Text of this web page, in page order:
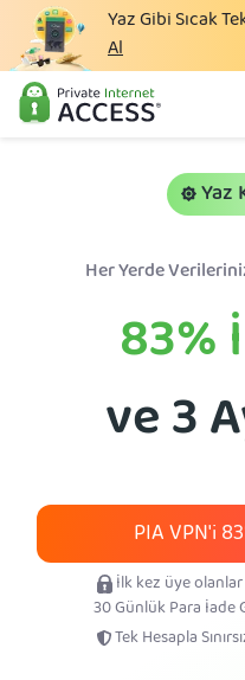
Yaz Gibi Sıcak
Al
VPN nedir
VPN İndir
VPN Sunucuları
PIA
Yaz
Her Yerde
83%
ve 3
PIA VPN'i
İlk kez üye
30 Günlük Para İade
Tek Hesapla